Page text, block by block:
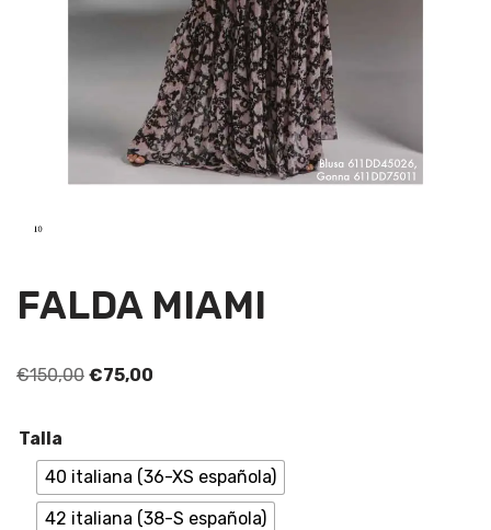
FALDA MIAMI
€150,00 €75,00
Talla
40 italiana (36-XS española)
42 italiana (38-S española)